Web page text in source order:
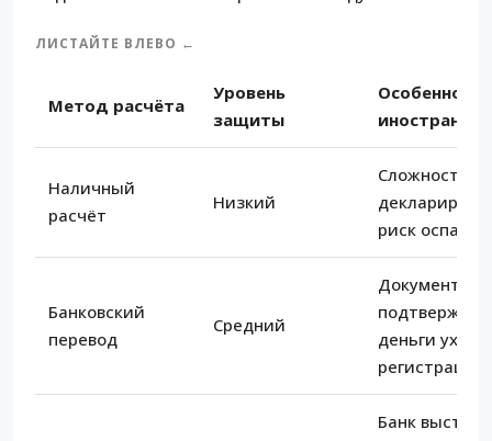
ЛИСТАЙТЕ ВЛЕВО ←
Метод расчёта
Уровень
защиты
иностранца
Наличный
расчёт
Низкий
Сложности с
риск
Банковский
перевод
Средний
деньги
регистрации
Банк